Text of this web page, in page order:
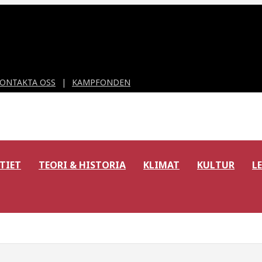
OSS KAMPFONDEN
TEORI & HISTORIA KLIMAT KULTUR